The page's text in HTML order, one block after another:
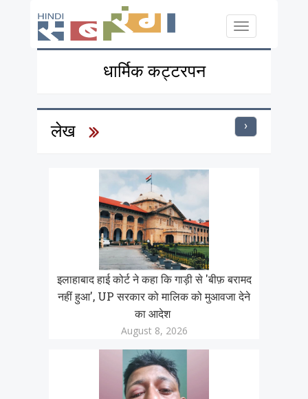
Toggle
navigation
धार्मिक कट्टरपन
लेख
इलाहाबाद हाई कोर्ट ने कहा कि गाड़ी से 'बीफ़ बरामद
नहीं हुआ', UP सरकार को मालिक को मुआवजा देने
का आदेश
August 8, 2026
›